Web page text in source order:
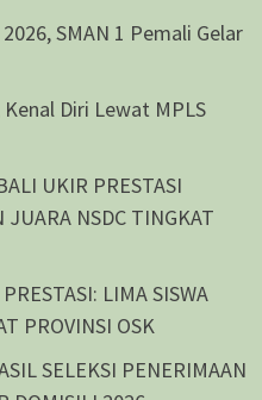
SMAN 1 Pemali Gelar
Diri Lewat MPLS
UKIR PRESTASI
JUARA NSDC TINGKAT
LIMA SISWA
PROVINSI OSK
SELEKSI PENERIMAAN